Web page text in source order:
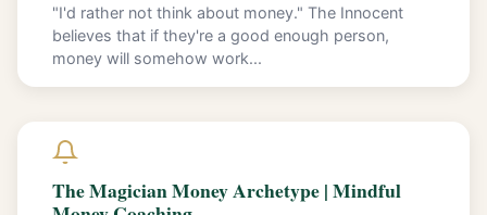
"I'd rather not think about money." The Innocent
believes that if they're a good enough person,
money will somehow work...
The Magician Money Archetype | Mindful